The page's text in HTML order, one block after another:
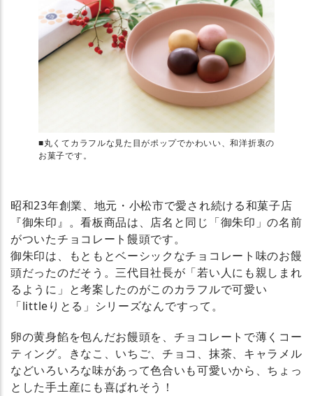
■丸くてカラフルな見た目がポップでかわいい、和洋折衷の
お菓子です。
昭和23年創業、地元・小松市で愛され続ける和菓子店
『御朱印』。看板商品は、店名と同じ「御朱印」の名前
がついたチョコレート饅頭です。
御朱印は、もともとベーシックなチョコレート味のお饅
頭だったのだそう。三代目社長が「若い人にも親しまれ
るように」と考案したのがこのカラフルで可愛い
「littleりとる」シリーズなんですって。
卵の黄身餡を包んだお饅頭を、チョコレートで薄くコー
ティング。きなこ、いちご、チョコ、抹茶、キャラメル
などいろいろな味があって色合いも可愛いから、ちょっ
とした手土産にも喜ばれそう！